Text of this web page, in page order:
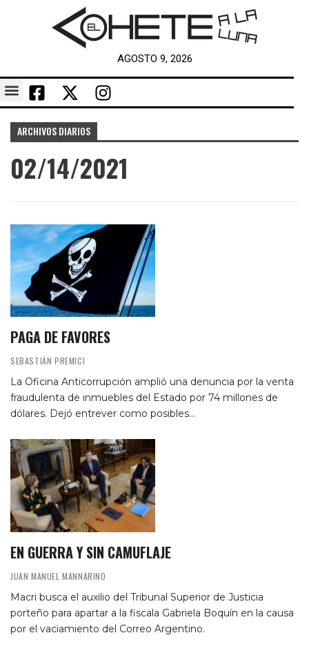
AGOSTO 9, 2026
ARCHIVOS DIARIOS
02/14/2021
PAGA DE FAVORES
SEBASTIÁN PREMICI
La Oficina Anticorrupción amplió una denuncia por la venta
fraudulenta de inmuebles del Estado por 74 millones de
dólares. Dejó entrever como posibles…
EN GUERRA Y SIN CAMUFLAJE
JUAN MANUEL MANNARINO
Macri busca el auxilio del Tribunal Superior de Justicia
porteño para apartar a la fiscala Gabriela Boquín en la causa
por el vaciamiento del Correo Argentino.